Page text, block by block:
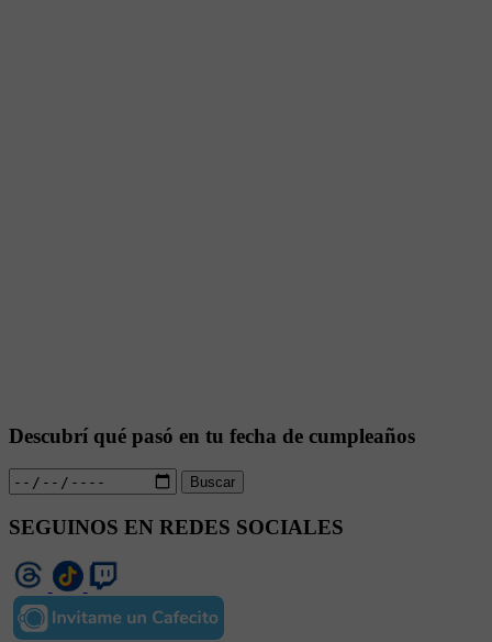
Descubrí qué pasó en tu fecha de cumpleaños
Buscar
SEGUINOS EN REDES SOCIALES